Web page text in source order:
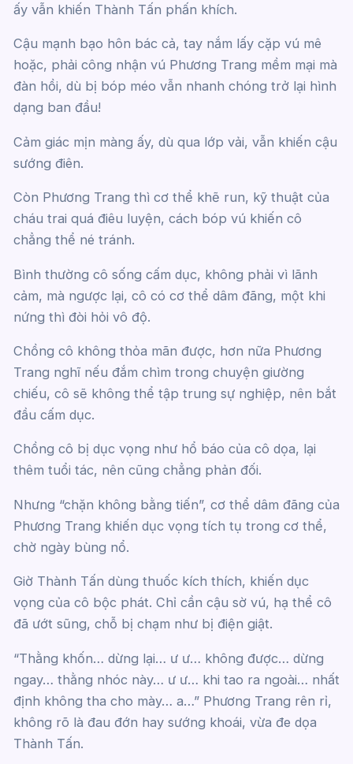
ấy vẫn khiến Thành Tấn phấn khích.
Cậu mạnh bạo hôn bác cả, tay nắm lấy cặp vú mê
hoặc, phải công nhận vú Phương Trang mềm mại mà
đàn hồi, dù bị bóp méo vẫn nhanh chóng trở lại hình
dạng ban đầu!
Cảm giác mịn màng ấy, dù qua lớp vải, vẫn khiến cậu
sướng điên.
Còn Phương Trang thì cơ thể khẽ run, kỹ thuật của
cháu trai quá điêu luyện, cách bóp vú khiến cô
chẳng thể né tránh.
Bình thường cô sống cấm dục, không phải vì lãnh
cảm, mà ngược lại, cô có cơ thể dâm đãng, một khi
nứng thì đòi hỏi vô độ.
Chồng cô không thỏa mãn được, hơn nữa Phương
Trang nghĩ nếu đắm chìm trong chuyện giường
chiếu, cô sẽ không thể tập trung sự nghiệp, nên bắt
đầu cấm dục.
Chồng cô bị dục vọng như hổ báo của cô dọa, lại
thêm tuổi tác, nên cũng chẳng phản đối.
Nhưng “chặn không bằng tiến”, cơ thể dâm đãng của
Phương Trang khiến dục vọng tích tụ trong cơ thể,
chờ ngày bùng nổ.
Giờ Thành Tấn dùng thuốc kích thích, khiến dục
vọng của cô bộc phát. Chỉ cần cậu sờ vú, hạ thể cô
đã ướt sũng, chỗ bị chạm như bị điện giật.
“Thằng khốn… dừng lại… ư ư… không được… dừng
ngay… thằng nhóc này… ư ư… khi tao ra ngoài… nhất
định không tha cho mày… a…” Phương Trang rên rỉ,
không rõ là đau đớn hay sướng khoái, vừa đe dọa
Thành Tấn.